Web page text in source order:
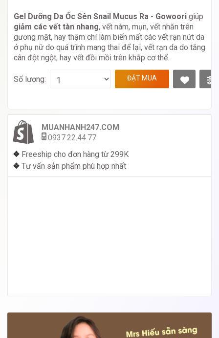
Gel Dưỡng Da Ốc Sên Snail Mucus Ra - Gowoori giúp
giảm các vết tàn nhang, vết nám, mụn, vết nhăn trên
gương mặt, hay thậm chí làm biến mất các vết rạn nứt da
ở phụ nữ do quá trình mang thai để lại, vết rạn da do tăng
cân đột ngột, hay vết đồi mồi trên khắp cơ thể.
Số lượng: ĐẶT MUA
MUANHANH247.COM
0937.22.44.77
❖ Freeship cho đơn hàng từ 299K
❖ Tư vấn sản phẩm phù hợp nhất